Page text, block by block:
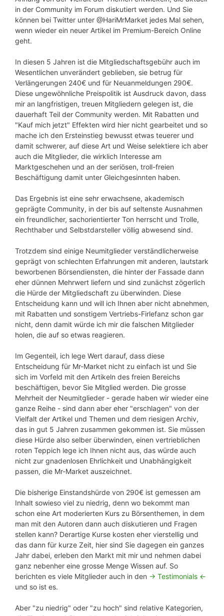
in der Community im Forum diskutiert werden. Und Sie
können bei Twitter unter @HariMrMarket jedes Mal sehen,
wenn wieder ein neuer Artikel im Premium-Bereich Online
geht.
In diesen 5 Jahren ist die Mitgliedschaftsgebühr auch im
Wesentlichen unverändert geblieben, sie betrug für
Verlängerungen 240€ und für Neuanmeldungen 290€.
Diese ungewöhnliche Preispolitik ist Ausdruck davon, dass
mir an langfristigen, treuen Mitgliedern gelegen ist, die
dauerhaft Teil der Community werden. Mit Rabatten und
"Kauf mich jetzt" Effekten wird hier nicht gearbeitet und so
mache ich den Ersteinstieg bewusst etwas teuerer und
damit schwerer, auf diese Art und Weise selektiere ich aber
auch die Mitglieder, die wirklich Interesse am
Marktgeschehen und an der seriösen, troll-freien
Beschäftigung damit unter Gleichgesinnten haben.
Das Ergebnis ist eine sehr erwachsene, akademisch
geprägte Community, in der bis auf seltenste Ausnahmen
ein freundlicher, sachorientierter Ton herrscht und Trolle,
Rechthaber und Selbstdarsteller völlig abwesend sind.
Trotzdem sind einige Neumitglieder verständlicherweise
geprägt von schlechten Erfahrungen mit anderen, lautstark
beworbenen Börsendiensten, die hinter der Fassade dann
eher dünnen Mehrwert liefern und sind zunächst zögerlich
die Hürde der Mitgliedschaft zu überwinden. Diese
Entscheidung kann und will ich Ihnen aber nicht abnehmen,
mit Rabatten und sonstigem Vertriebs-Firlefanz schon gar
nicht, denn damit würde ich mir die falschen Mitglieder
holen, die auf so etwas reagieren.
Im Gegenteil, ich lege Wert darauf, dass diese
Entscheidung für Mr-Market nicht zu einfach ist und Sie
sich im Vorfeld mit den Artikeln des freien Bereichs
beschäftigen, bevor Sie Mitglied werden. Die grosse
Mehrheit der Neumitglieder - gerade haben wir wieder eine
ganze Reihe - sind dann aber eher "erschlagen" von der
Vielfalt der Artikel und Themen und dem riesigen Archiv,
das in gut 5 Jahren zusammen gekommen ist. Sie müssen
diese Hürde also selber überwinden, einen vertrieblichen
roten Teppich lege ich Ihnen nicht aus, das würde auch
nicht zur gnadenlosen Ehrlichkeit und Unabhängigkeit
passen, die Mr-Market auszeichnet.
Die bisherige Einstandshürde von 290€ ist gemessen am
Inhalt sowieso viel zu niedrig, denn wo bekommt man
schon eine Art moderierten Kurs zu Börsenthemen, in dem
man mit den Autoren dann auch diskutieren und Fragen
stellen kann? Derartige Kurse kosten eher vierstellig und
das dann für kurze Zeit, hier sind Sie dagegen ein ganzes
Jahr dabei, erleben den Markt mit mir und nehmen dabei
ganz nebenher eine grosse Menge Wissen auf. So
berichten es viele Mitglieder auch in den -> Testimonials <-
und so ist es.
Aber "zu niedrig" oder "zu hoch" sind relative Kategorien,